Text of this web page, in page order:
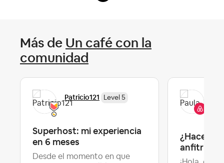
Más de Un café con la
comunidad
Patricio121 Level 5
Superhost: mi experiencia
en 6 meses
Desde el momento en que
¿Hace
anfitrión?